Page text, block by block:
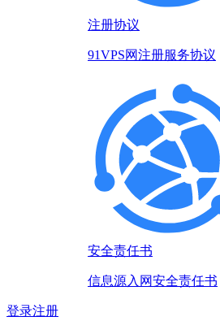
注册协议
91VPS网注册服务协议
安全责任书
信息源入网安全责任书
登录注册